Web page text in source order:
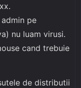
pe
nu luam virusi.
cand trebuie
de distributii